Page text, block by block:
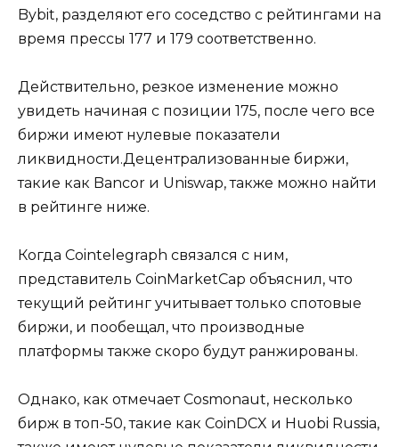
Bybit, разделяют его соседство с рейтингами на
время прессы 177 и 179 соответственно.
Действительно, резкое изменение можно
увидеть начиная с позиции 175, после чего все
биржи имеют нулевые показатели
ликвидности.Децентрализованные биржи,
такие как Bancor и Uniswap, также можно найти
в рейтинге ниже.
Когда Cointelegraph связался с ним,
представитель CoinMarketCap объяснил, что
текущий рейтинг учитывает только спотовые
биржи, и пообещал, что производные
платформы также скоро будут ранжированы.
Однако, как отмечает Cosmonaut, несколько
бирж в топ-50, такие как CoinDCX и Huobi Russia,